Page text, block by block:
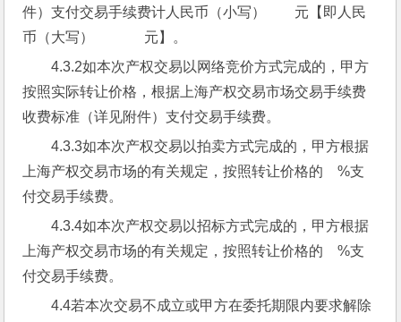
件）支付交易手续费计人民币（小写）        元【即人民
币（大写）              元】。
4.3.2如本次产权交易以网络竞价方式完成的，甲方
按照实际转让价格，根据上海产权交易市场交易手续费
收费标准（详见附件）支付交易手续费。
4.3.3如本次产权交易以拍卖方式完成的，甲方根据
上海产权交易市场的有关规定，按照转让价格的    %支
付交易手续费。
4.3.4如本次产权交易以招标方式完成的，甲方根据
上海产权交易市场的有关规定，按照转让价格的    %支
付交易手续费。
4.4若本次交易不成立或甲方在委托期限内要求解除